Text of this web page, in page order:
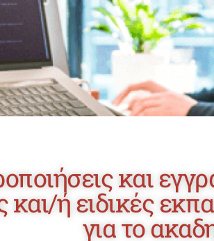
και
και/ή ειδικές
για το